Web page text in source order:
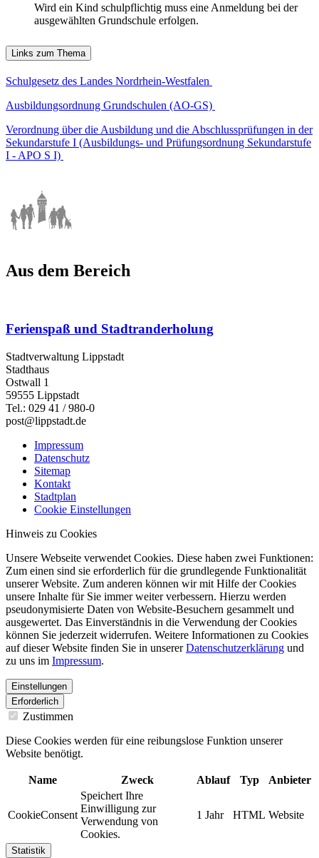
Wird ein Kind schulpflichtig muss eine Anmeldung bei der
ausgewählten Grundschule erfolgen.
Links zum Thema
Schulgesetz des Landes Nordrhein-Westfalen
Ausbildungsordnung Grundschulen (AO-GS)
Verordnung über die Ausbildung und die Abschlussprüfungen in der
Sekundarstufe I (Ausbildungs- und Prüfungsordnung Sekundarstufe
I - APO S I)
Aus dem Bereich
Ferienspaß und Stadtranderholung
Stadtverwaltung Lippstadt
Stadthaus
Ostwall 1
59555 Lippstadt
Tel.: 029 41 / 980-0
post@lippstadt.de
Impressum
Datenschutz
Sitemap
Kontakt
Stadtplan
Cookie Einstellungen
Hinweis zu Cookies
Unsere Webseite verwendet Cookies. Diese haben zwei Funktionen:
Zum einen sind sie erforderlich für die grundlegende Funktionalität
unserer Website. Zum anderen können wir mit Hilfe der Cookies
unsere Inhalte für Sie immer weiter verbessern. Hierzu werden
pseudonymisierte Daten von Website-Besuchern gesammelt und
ausgewertet. Das Einverständnis in die Verwendung der Cookies
können Sie jederzeit widerrufen. Weitere Informationen zu Cookies
auf dieser Website finden Sie in unsererDatenschutzerklärung und
zu uns im Impressum.
Einstellungen
Erforderlich
Zustimmen
Diese Cookies werden für eine reibungslose Funktion unserer
Website benötigt.
Name Zweck Ablauf Typ Anbieter
CookieConsent
Speichert Ihre
Einwilligung zur
Verwendung von
Cookies.
1 Jahr HTML Website
Statistik